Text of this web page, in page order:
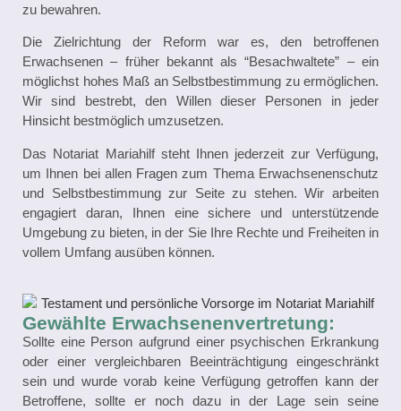
zu bewahren.
Die Zielrichtung der Reform war es, den betroffenen
Erwachsenen – früher bekannt als “Besachwaltete” – ein
möglichst hohes Maß an Selbstbestimmung zu ermöglichen.
Wir sind bestrebt, den Willen dieser Personen in jeder
Hinsicht bestmöglich umzusetzen.
Das Notariat Mariahilf steht Ihnen jederzeit zur Verfügung,
um Ihnen bei allen Fragen zum Thema Erwachsenenschutz
und Selbstbestimmung zur Seite zu stehen. Wir arbeiten
engagiert daran, Ihnen eine sichere und unterstützende
Umgebung zu bieten, in der Sie Ihre Rechte und Freiheiten in
vollem Umfang ausüben können.
Gewählte Erwachsenenvertretung:
Sollte eine Person aufgrund einer psychischen Erkrankung
oder einer vergleichbaren Beeinträchtigung eingeschränkt
sein und wurde vorab keine Verfügung getroffen kann der
Betroffene, sollte er noch dazu in der Lage sein seine